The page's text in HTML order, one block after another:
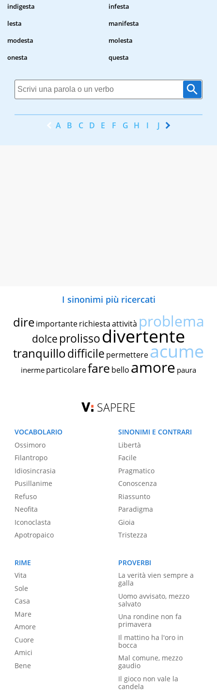
indigesta
infesta
lesta
manifesta
modesta
molesta
onesta
questa
A B C D E F G H I J K
I sinonimi più ricercati
dire importante richiestaattività problema
dolce prolissodivertente
tranquillodifficile permettereacume
inerme particolarefare bello amore paura
SAPERE
VOCABOLARIO
Ossimoro
Filantropo
Idiosincrasia
Pusillanime
Refuso
Neofita
Iconoclasta
Apotropaico
SINONIMI E CONTRARI
Libertà
Facile
Pragmatico
Conoscenza
Riassunto
Paradigma
Gioia
Tristezza
RIME
Vita
Sole
Casa
Mare
Amore
Cuore
Amici
Bene
PROVERBI
La verità vien sempre a
galla
Uomo avvisato, mezzo
salvato
Una rondine non fa
primavera
Il mattino ha l'oro in
bocca
Mal comune, mezzo
gaudio
Il gioco non vale la
candela